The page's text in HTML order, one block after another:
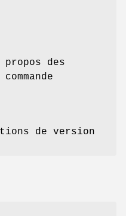
des
de version